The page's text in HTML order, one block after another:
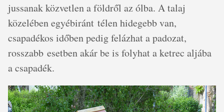
jussanak közvetlen a földről az ólba. A talaj
közelében egyébiránt télen hidegebb van,
csapadékos időben pedig felázhat a padozat,
rosszabb esetben akár be is folyhat a ketrec aljába
a csapadék.